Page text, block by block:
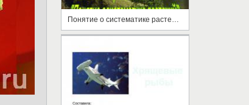
Понятие о систематике растений